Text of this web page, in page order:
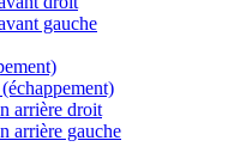
gauche
arrière droit
arrière gauche